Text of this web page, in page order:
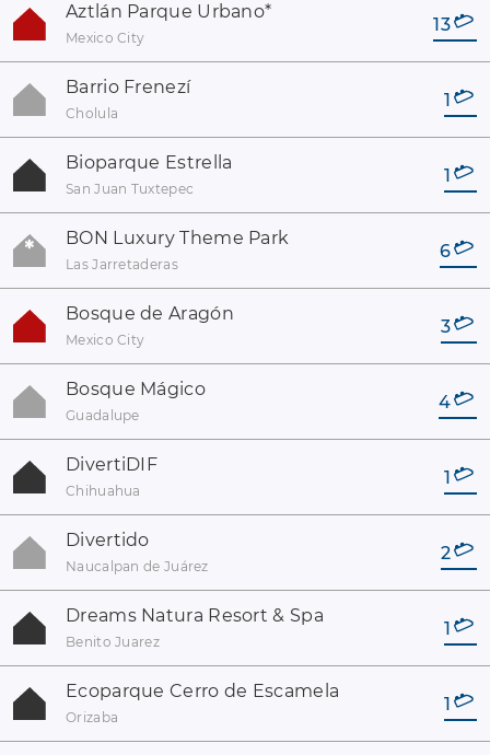
Aztlán Parque Urbano*
Mexico City
13
Barrio Frenezí
Cholula
1
Bioparque Estrella
San Juan Tuxtepec
1
BON Luxury Theme Park
Las Jarretaderas
6
Bosque de Aragón
Mexico City
3
Bosque Mágico
Guadalupe
4
DivertiDIF
Chihuahua
1
Divertido
Naucalpan de Juárez
2
Dreams Natura Resort & Spa
Benito Juarez
1
Ecoparque Cerro de Escamela
Orizaba
1